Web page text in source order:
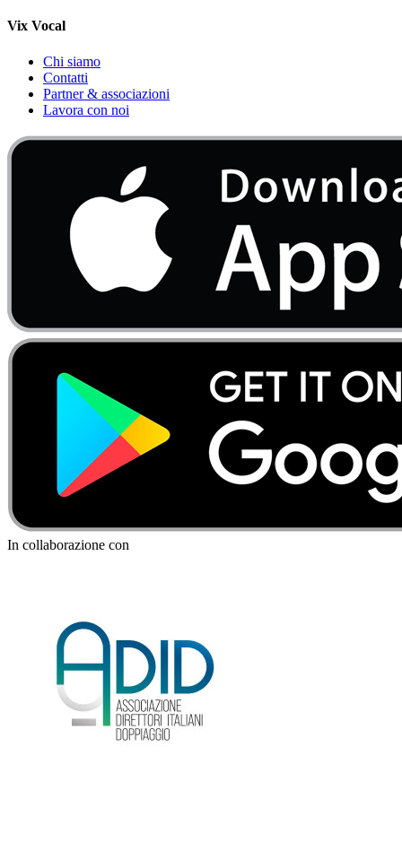
Vix Vocal
Chi siamo
Contatti
Partner & associazioni
Lavora con noi
In collaborazione con